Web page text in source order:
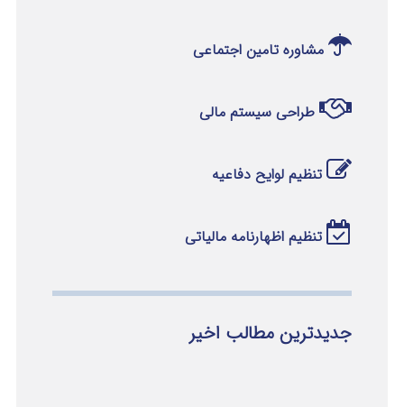
مشاوره تامین اجتماعی
طراحی سیستم مالی
تنظیم لوایح دفاعیه
تنظیم اظهارنامه مالیاتی
جدیدترین مطالب اخیر